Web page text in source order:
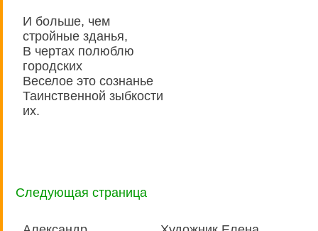
И больше, чем
стройные зданья,
В чертах полюблю
городских
Веселое это сознанье
Таинственной зыбкости
их.
Следующая страница